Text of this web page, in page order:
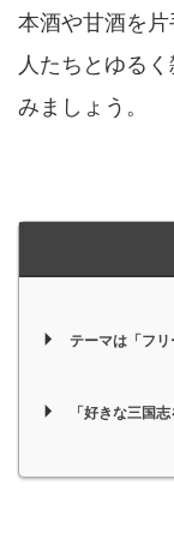
本酒や甘酒を
人たちとゆる
みましょう。
テーマは「フリ
「好きな三国